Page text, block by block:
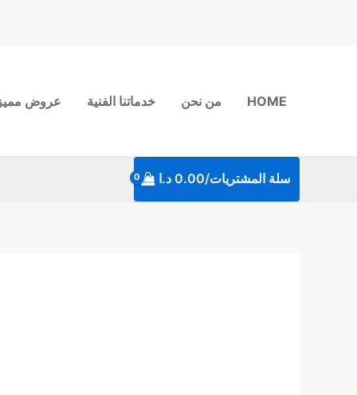
HOME من نحن خدماتنا الفنية عروض
سلة المشتريات/0.00 د.ا